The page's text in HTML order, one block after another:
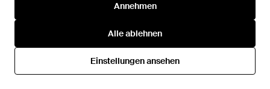
Annehmen
Alle ablehnen
Einstellungen ansehen
Annehmen
Alle ablehnen
Einstellungen ansehen